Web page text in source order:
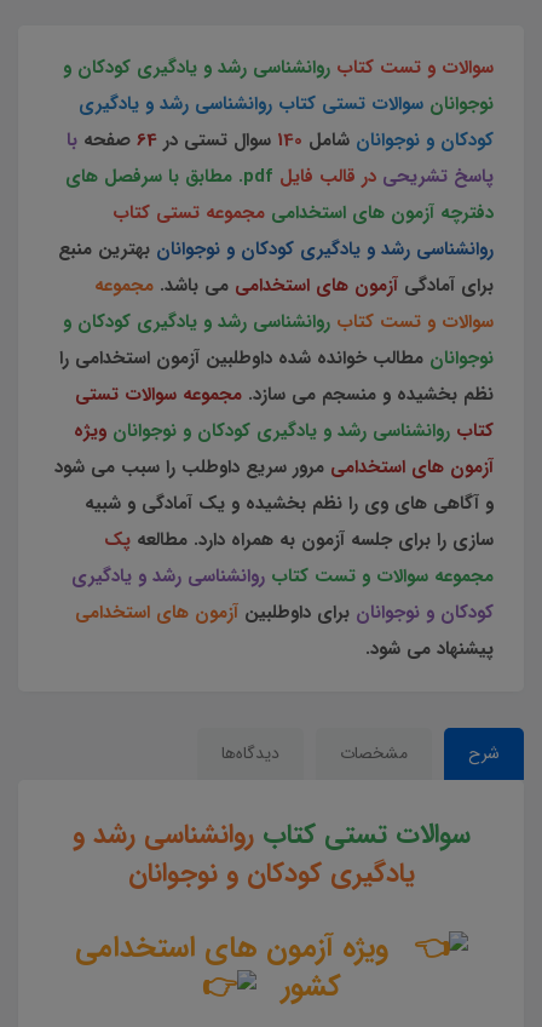
سوالات و تست کتاب روانشناسی رشد و یادگیری کودکان و
نوجوانان سوالات تستی کتاب روانشناسی رشد و یادگیری
کودکان و نوجوانان شامل 140 سوال تستی در 64 صفحه با
پاسخ تشریحی در قالب فایل
pdf. مطابق با سرفصل های
دفترچه آزمون های استخدامی مجموعه تستی کتاب
روانشناسی رشد و یادگیری کودکان و نوجوانان بهترین منبع
برای آمادگی آزمون های استخدامی می باشد. مجموعه
سوالات و تست کتاب روانشناسی رشد و یادگیری کودکان و
نوجوانان مطالب خوانده شده داوطلبین آزمون استخدامی را
نظم بخشیده و منسجم می سازد. مجموعه سوالات تستی
کتاب روانشناسی رشد و یادگیری کودکان و نوجوانان ویژه
آزمون های استخدامی مرور سریع داوطلب را سبب می شود
و آگاهی های وی را نظم بخشیده و یک آمادگی و شبیه
سازی را برای جلسه آزمون به همراه دارد. مطالعه پک
مجموعه سوالات و تست کتاب روانشناسی رشد و یادگیری
کودکان و نوجوانان برای داوطلبین آزمون های استخدامی
پیشنهاد می شود.
شرح مشخصات دیدگاه‌ها
سوالات تستی کتابروانشناسی رشد و
یادگیری کودکان و نوجوانان
ویژه آزمون های استخدامی
کشور